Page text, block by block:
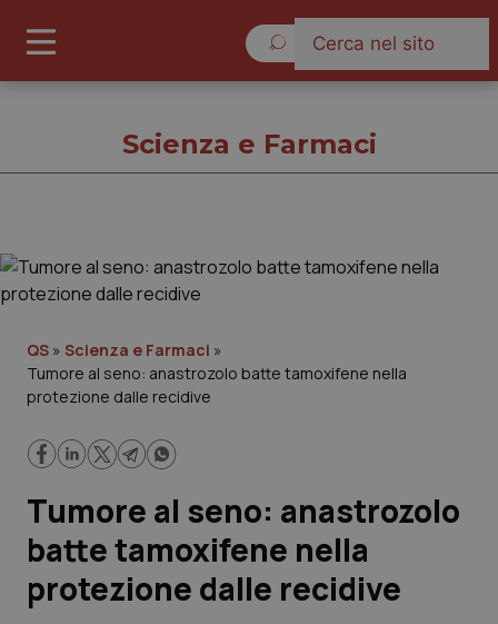
Governo e Parlamento
Regioni e Asl
Lavoro e Professioni
Scienza e Farmaci
Studi e Analisi
Scienza e Farmaci
QS » Scienza e Farmaci »
Tumore al seno: anastrozolo batte tamoxifene nella
protezione dalle recidive
Tumore al seno: anastrozolo
batte tamoxifene nella
protezione dalle recidive